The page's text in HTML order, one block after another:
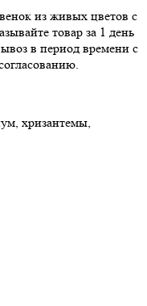
из живых цветов с
товар за 1 день
в период времени с
хризантемы,